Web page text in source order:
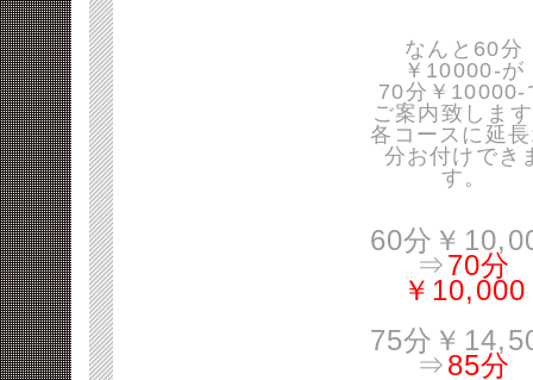
なんと60分
￥10000-が
70分￥10000-
ご案内致しま
各コースに延
分お付けでき
す。
60分￥
⇒70分
￥10,000
75分￥
⇒85分